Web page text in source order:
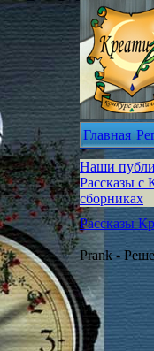
Главная
Наши
Рассказы с
сборниках
Рассказы
Prank -